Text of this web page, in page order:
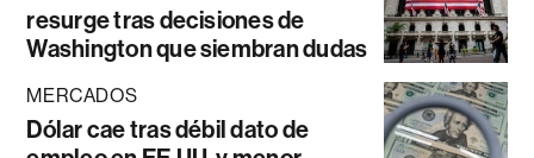
resurge tras decisiones de
Washington que siembran dudas
MERCADOS
Dólar cae tras débil dato de